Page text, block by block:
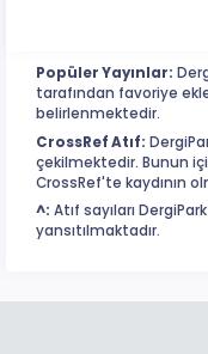
Popüler Yayınlar:
tarafından favoriye
belirlenmektedir.
CrossRef Atıf:
çekilmektedir. Bunun
CrossRef'te kaydının
^: Atıf sayıları
yansıtılmaktadır.